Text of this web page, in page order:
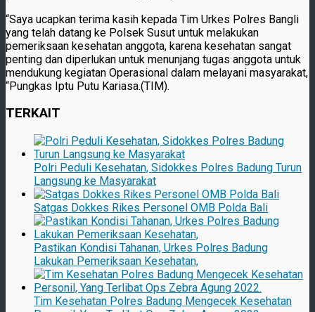
“Saya ucapkan terima kasih kepada Tim Urkes Polres Bangli
yang telah datang ke Polsek Susut untuk melakukan
pemeriksaan kesehatan anggota, karena kesehatan sangat
penting dan diperlukan untuk menunjang tugas anggota untuk
mendukung kegiatan Operasional dalam melayani masyarakat,
“Pungkas Iptu Putu Kariasa.(TIM).
TERKAIT
Polri Peduli Kesehatan, Sidokkes Polres Badung Turun
Langsung ke Masyarakat
Satgas Dokkes Rikes Personel OMB Polda Bali
Pastikan Kondisi Tahanan, Urkes Polres Badung
Lakukan Pemeriksaan Kesehatan,
Tim Kesehatan Polres Badung Mengecek Kesehatan